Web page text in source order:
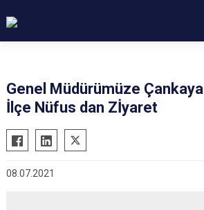
Genel Müdürümüze Çankaya
İlçe Nüfus dan Zİyaret
08.07.2021